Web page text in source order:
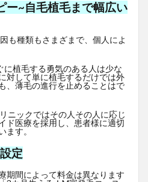
ー~自毛植毛まで幅広い
も種類もさまざまで、個人によ
植毛する勇気のある人は少な
対して単に植毛するだけでは外
、薄毛の進行を止めることはで
ニックではその人その人に応じ
ド医療を採用し、患者様に適切
ます。
定
期間によって料金は異なります